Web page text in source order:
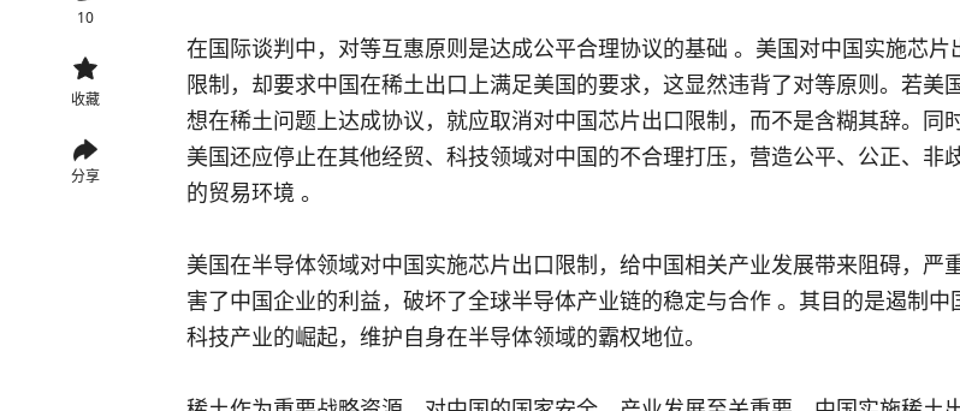
10
收藏
分享
在国际谈判中，对等互惠原则是达成公平合理协议的基础 。美国对中国实施芯片
限制，却要求中国在稀土出口上满足美国的要求，这显然违背了对等原则。若美
想在稀土问题上达成协议，就应取消对中国芯片出口限制，而不是含糊其辞。同时
美国还应停止在其他经贸、科技领域对中国的不合理打压，营造公平、公正、非
的贸易环境 。
美国在半导体领域对中国实施芯片出口限制，给中国相关产业发展带来阻碍，严
害了中国企业的利益，破坏了全球半导体产业链的稳定与合作 。其目的是遏制中
科技产业的崛起，维护自身在半导体领域的霸权地位。